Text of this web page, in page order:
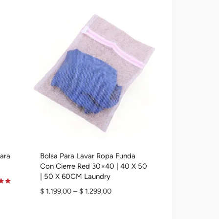
Bolsa Para Lavar Ropa Funda
Con Cierre Red 30×40 | 40 X 50
| 50 X 60CM Laundry
$ 1.199,00 – $ 1.299,00Rango